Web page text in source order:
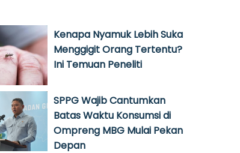
Kenapa Nyamuk Lebih Suka
Menggigit Orang Tertentu?
Ini Temuan Peneliti
SPPG Wajib Cantumkan
Batas Waktu Konsumsi di
Ompreng MBG Mulai Pekan
Depan